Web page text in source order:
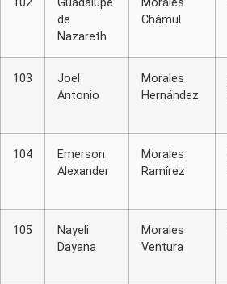
102
Guadalupe
de
Nazareth
Morales
Chámul
103
Joel
Antonio
Morales
Hernández
104
Emerson
Alexander
Morales
Ramírez
105
Nayeli
Dayana
Morales
Ventura